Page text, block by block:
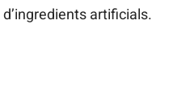
artificials.